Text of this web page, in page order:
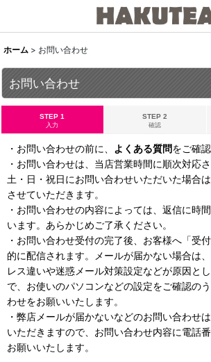
ホーム > お問い合わせ
お問い合わせ
STEP 1
入力
STEP 2
確認
・お問い合わせの前に、 よくある質問をご確
・お問い合わせは、当店営業時間に順次対応
土・日・祝日にお問い合わせいただいた場合
させていただきます。
・お問い合わせの内容によっては、返信に時
います。あらかじめご了承ください。
・お問い合わせ受付の完了後、お客様へ「受
的に配信されます。メールが届かない場合は
レス違いや迷惑メール対策設定などが原因と
で、お使いのパソコンなどの設定をご確認の
わせをお願いいたします。
・弊店メールが届かないなどのお問い合わせ
いただきますので、お問い合わせ内容に電話
お願いいたします。